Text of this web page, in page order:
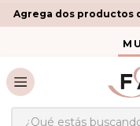
Agrega dos productos
¿Qué estás